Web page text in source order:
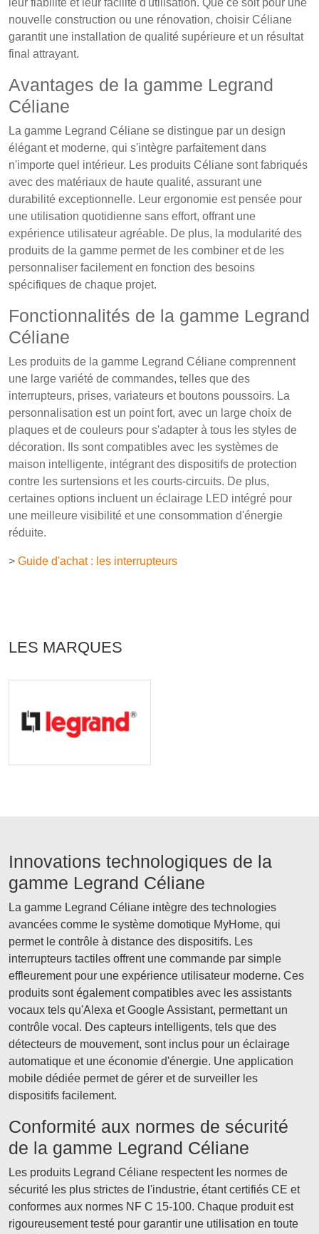
leur fiabilité et leur facilité d'utilisation. Que ce soit pour une
nouvelle construction ou une rénovation, choisir Céliane
garantit une installation de qualité supérieure et un résultat
final attrayant.
Avantages de la gamme Legrand
Céliane
La gamme Legrand Céliane se distingue par un design
élégant et moderne, qui s'intègre parfaitement dans
n'importe quel intérieur. Les produits Céliane sont fabriqués
avec des matériaux de haute qualité, assurant une
durabilité exceptionnelle. Leur ergonomie est pensée pour
une utilisation quotidienne sans effort, offrant une
expérience utilisateur agréable. De plus, la modularité des
produits de la gamme permet de les combiner et de les
personnaliser facilement en fonction des besoins
spécifiques de chaque projet.
Fonctionnalités de la gamme Legrand
Céliane
Les produits de la gamme Legrand Céliane comprennent
une large variété de commandes, telles que des
interrupteurs, prises, variateurs et boutons poussoirs. La
personnalisation est un point fort, avec un large choix de
plaques et de couleurs pour s'adapter à tous les styles de
décoration. Ils sont compatibles avec les systèmes de
maison intelligente, intégrant des dispositifs de protection
contre les surtensions et les courts-circuits. De plus,
certaines options incluent un éclairage LED intégré pour
une meilleure visibilité et une consommation d'énergie
réduite.
> Guide d'achat : les interrupteurs
LES MARQUES
Innovations technologiques de la
gamme Legrand Céliane
La gamme Legrand Céliane intègre des technologies
avancées comme le système domotique MyHome, qui
permet le contrôle à distance des dispositifs. Les
interrupteurs tactiles offrent une commande par simple
effleurement pour une expérience utilisateur moderne. Ces
produits sont également compatibles avec les assistants
vocaux tels qu'Alexa et Google Assistant, permettant un
contrôle vocal. Des capteurs intelligents, tels que des
détecteurs de mouvement, sont inclus pour un éclairage
automatique et une économie d'énergie. Une application
mobile dédiée permet de gérer et de surveiller les
dispositifs facilement.
Conformité aux normes de sécurité
de la gamme Legrand Céliane
Les produits Legrand Céliane respectent les normes de
sécurité les plus strictes de l'industrie, étant certifiés CE et
conformes aux normes NF C 15-100. Chaque produit est
rigoureusement testé pour garantir une utilisation en toute